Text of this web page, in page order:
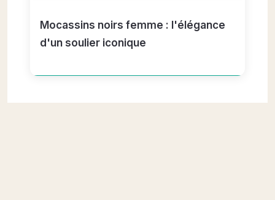
Mocassins noirs femme : l'élégance
d'un soulier iconique